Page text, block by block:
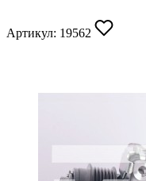
Артикул: 19562